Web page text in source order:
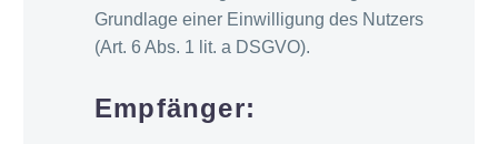
Grundlage einer Einwilligung des Nutzers
(Art. 6 Abs. 1 lit. a DSGVO).
Empfänger: